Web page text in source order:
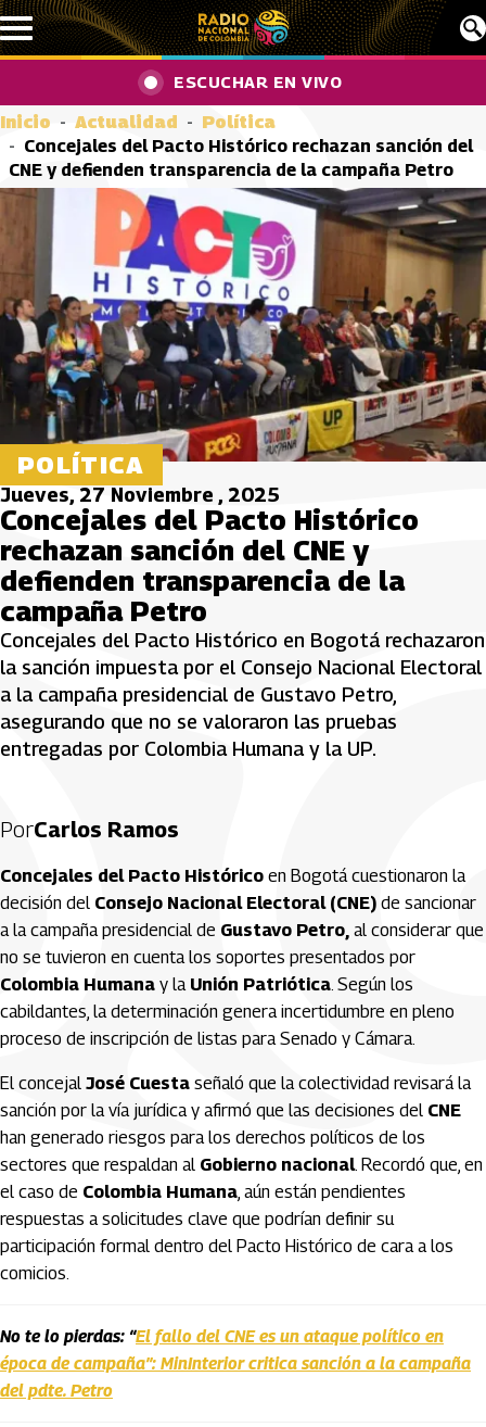
Pasar al contenido principal
ESCUCHAR EN VIVO
Inicio Actualidad
Política
Concejales del Pacto Histórico rechazan sanción del
CNE y defienden transparencia de la campaña Petro
POLÍTICA
Jueves, 27 Noviembre , 2025
Concejales del Pacto Histórico
rechazan sanción del CNE y
defienden transparencia de la
campaña Petro
Concejales del Pacto Histórico en Bogotá rechazaron
la sanción impuesta por el Consejo Nacional Electoral
a la campaña presidencial de Gustavo Petro,
asegurando que no se valoraron las pruebas
entregadas por Colombia Humana y la UP.
PorCarlos Ramos
Concejales del Pacto Histórico en Bogotá cuestionaron la
decisión del Consejo Nacional Electoral (CNE) de sancionar
a la campaña presidencial de Gustavo Petro, al considerar que
no se tuvieron en cuenta los soportes presentados por
Colombia Humana y la Unión Patriótica. Según los
cabildantes, la determinación genera incertidumbre en pleno
proceso de inscripción de listas para Senado y Cámara.
El concejal José Cuesta señaló que la colectividad revisará la
sanción por la vía jurídica y afirmó que las decisiones del CNE
han generado riesgos para los derechos políticos de los
sectores que respaldan al Gobierno nacional. Recordó que, en
el caso de Colombia Humana, aún están pendientes
respuestas a solicitudes clave que podrían definir su
participación formal dentro del Pacto Histórico de cara a los
comicios.
No te lo pierdas: “El fallo del CNE es un ataque político en
época de campaña”: MinInterior critica sanción a la campaña
del pdte. Petro